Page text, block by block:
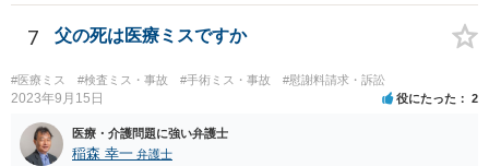
いたほうが良いと思われます。
7 父の死は医療ミスですか
#医療ミス #検査ミス・事故 #手術ミス・事故 #慰謝料請求・訴訟
2023年9月15日 役にたった 2
医療・介護問題に強い弁護士
稲森 幸一 弁護士